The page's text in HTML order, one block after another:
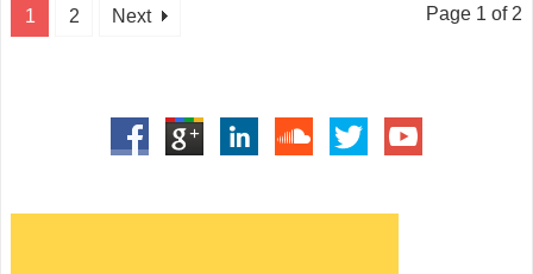
1 2 Next Page 1 of 2